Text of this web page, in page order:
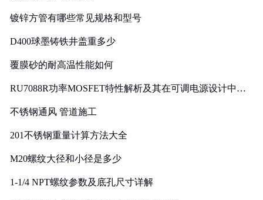
镀锌方管有哪些常见规格和型号
D400球墨铸铁井盖重多少
覆膜砂的耐高温性能如何
RU7088R功率MOSFET特性解析及其在可调电源设计中的
不锈钢通风 管道施工
201不锈钢重量计算方法大全
M20螺纹大径和小径是多少
1-1/4 NPT螺纹参数及底孔尺寸详解